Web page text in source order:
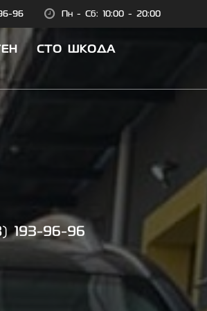
96 Пн - Сб: 10:00 - 20:00
СТО ШКОДА
193-96-96